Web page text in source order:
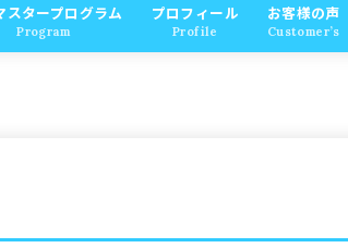
スタープログラム
Program
プロフィール
Profile
お客様の声
Customer’s